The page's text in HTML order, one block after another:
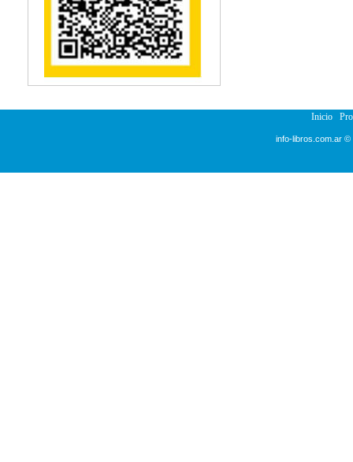
Reumatología
Salud Pública
Semiología
Terapia Ocupacional
Urología
Inicio
info-libros.com.ar